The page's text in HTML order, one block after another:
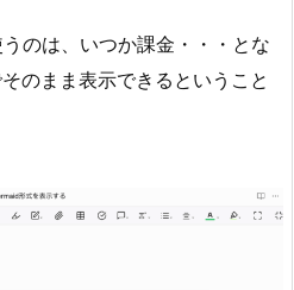
のは、いつか課金・・・とな
のまま表示できるということ